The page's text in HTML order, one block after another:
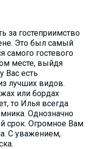
за гостеприимство
Это был самый
самого гостевого
месте, выйдя
Вас есть
лучших видов.
или бордах
то Илья всегда
Однозначно
срок. Огромное Вам
С уважением,